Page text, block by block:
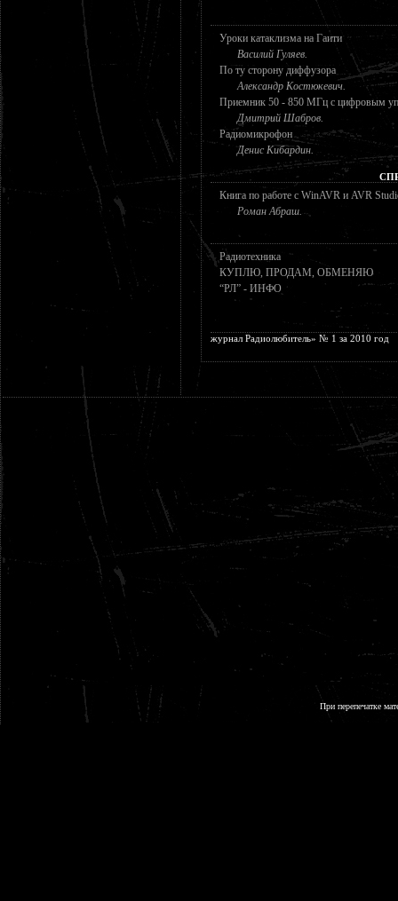
Уроки катаклизма на Гаити
Василий Гуляев.
По ту сторону диффузора
Александр Костюкевич.
Приемник 50 - 850 МГц с цифровым
Дмитрий Шабров.
Радиомикрофон
Денис Кибардин.
Книга по работе с WinAVR и AVR
Роман Абраш.
Радиотехника
КУПЛЮ, ПРОДАМ, ОБМЕНЯЮ
“РЛ” - ИНФО
журнал Радиолюбитель» № 1 за 2010 год
При перепечатке